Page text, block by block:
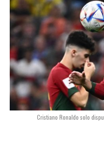
Cristiano Ronaldo solo